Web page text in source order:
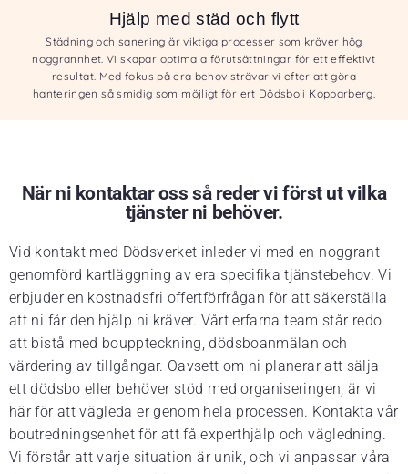
Hjälp med städ och flytt
Städning och sanering är viktiga processer som kräver hög
noggrannhet. Vi skapar optimala förutsättningar för ett effektivt
resultat. Med fokus på era behov strävar vi efter att göra
hanteringen så smidig som möjligt för ert Dödsbo i Kopparberg.
När ni kontaktar oss så reder vi först ut vilka
tjänster ni behöver.
Vid kontakt med Dödsverket inleder vi med en noggrant
genomförd kartläggning av era specifika tjänstebehov. Vi
erbjuder en kostnadsfri offertförfrågan för att säkerställa
att ni får den hjälp ni kräver. Vårt erfarna team står redo
att bistå med bouppteckning, dödsboanmälan och
värdering av tillgångar. Oavsett om ni planerar att sälja
ett dödsbo eller behöver stöd med organiseringen, är vi
här för att vägleda er genom hela processen. Kontakta vår
boutredningsenhet för att få experthjälp och vägledning.
Vi förstår att varje situation är unik, och vi anpassar våra